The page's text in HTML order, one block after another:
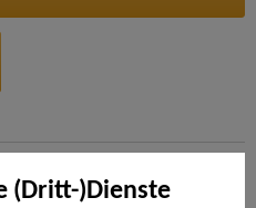
(Dritt-)Dienste